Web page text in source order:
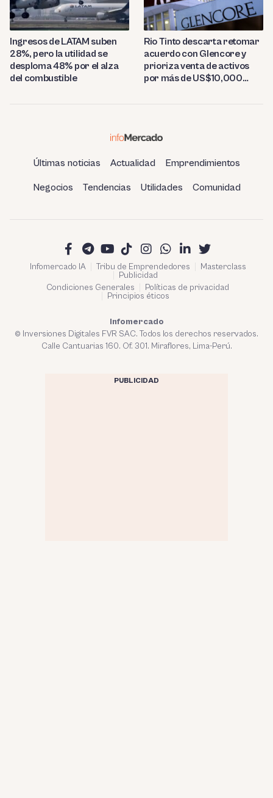
Ingresos de LATAM suben
28%, pero la utilidad se
desploma 48% por el alza
del combustible
Rio Tinto descarta retomar
acuerdo con Glencore y
prioriza venta de activos
por más de US$10,000
Últimas noticias Actualidad Emprendimientos
Negocios Tendencias Utilidades Comunidad
Infomercado IA Tribu de Emprendedores
Masterclass
Publicidad
Condiciones Generales
Políticas de privacidad
Principios éticos
Infomercado
© Inversiones Digitales FVR SAC. Todos los derechos reservados.
Calle Cantuarias 160. Of. 301. Miraflores, Lima-Perú.
PUBLICIDAD